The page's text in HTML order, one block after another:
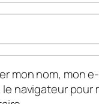
mon nom, mon
navigateur pour